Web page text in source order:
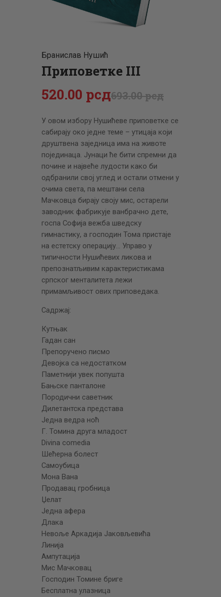
ЦЕНОВНИК
Бранислав Нушић
Приповетке III
693.00рсд
520.00 рсд
У овом избору Нушићеве приповетке се
сабирају око једне теме – утицаја који
друштвена заједница има на животе
појединаца. Јунаци ће бити спремни да
почине и највеће лудости како би
одбранили свој углед и остали отмени у
очима света, па мештани села
Мачковца бирају своју мис, остарели
заводник фабрикује ванбрачно дете,
госпа Софија вежба шведску
гимнастику, а господин Тома пристаје
на естетску операцију… Управо у
типичности Нушићевих ликова и
препознатљивим карактеристикама
српског менталитета лежи
примамљивост ових приповедака.
Садржај:
Кутњак
Гадан сан
Препоручено писмо
Девојка са недостатком
Паметнији увек попушта
Бањске панталоне
Породични саветник
Дилетантска представа
Једна ведра ноћ
Г. Томина друга младост
Divina comedia
Шећерна болест
Самоубица
Мона Вана
Продавац гробница
Џелат
Једна афера
Длака
Невоље Аркадија Јаковљевића
Линија
Ампутација
Мис Мачковац
Господин Томине бриге
Бесплатна улазница